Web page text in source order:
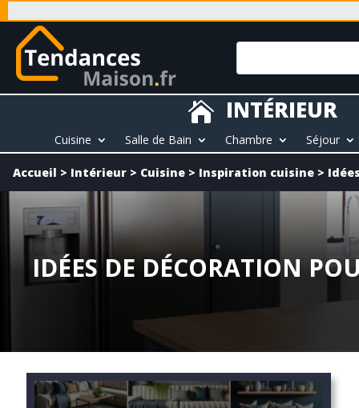
 INTÉRIEUR
Cuisine Salle de Bain Chambre Séjour
Accueil > Intérieur > Cuisine > Inspiration cuisine >
IDÉES DE DÉCORATION